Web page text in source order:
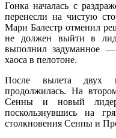
Гонка началась с
перенесли на чистую
Мари Балестр отменил
не должен выйти в
выполнил задуманное
хаоса в пелотоне.
После вылета двух
продолжилась. На
Сенны и новый
поскользнувшись на
столкновения Сенны и